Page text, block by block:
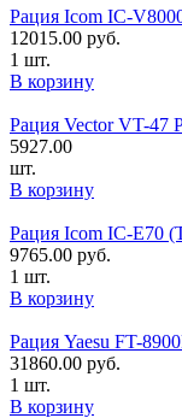
Рация Icom IC-
12015.00 руб.
1 шт.
В корзину
Рация Vector VT-47
5927.00
шт.
В корзину
Рация Icom IC-E70
9765.00 руб.
1 шт.
В корзину
Рация Yaesu FT-
31860.00 руб.
1 шт.
В корзину